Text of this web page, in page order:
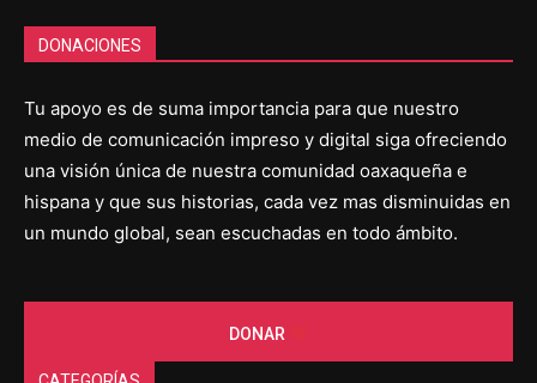
DONACIONES
Tu apoyo es de suma importancia para que nuestro
medio de comunicación impreso y digital siga ofreciendo
una visión única de nuestra comunidad oaxaqueña e
hispana y que sus historias, cada vez mas disminuidas en
un mundo global, sean escuchadas en todo ámbito.
DONAR